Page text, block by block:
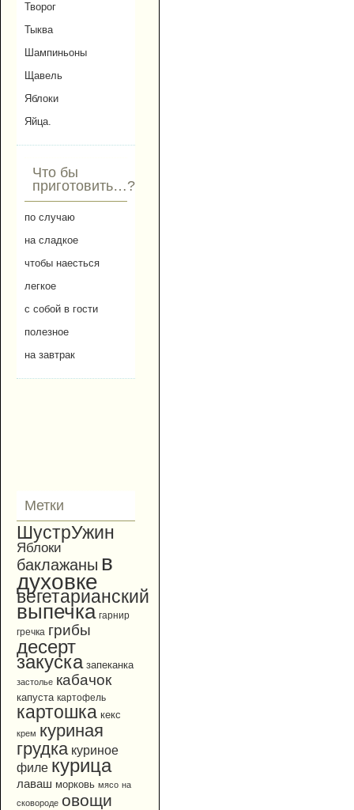
Творог
Тыква
Шампиньоны
Щавель
Яблоки
Яйца.
Что бы
приготовить…?
по случаю
на сладкое
чтобы наесться
легкое
с собой в гости
полезное
на завтрак
Метки
ШустрУжин
Яблоки
баклажаны в
духовке
вегетарианский
выпечка гарнир
гречка грибы
десерт
закуска запеканка
застолье кабачок
капуста картофель
картошка кекс
крем куриная
грудка куриное
филе курица
лаваш морковь мясо на
сковороде овощи